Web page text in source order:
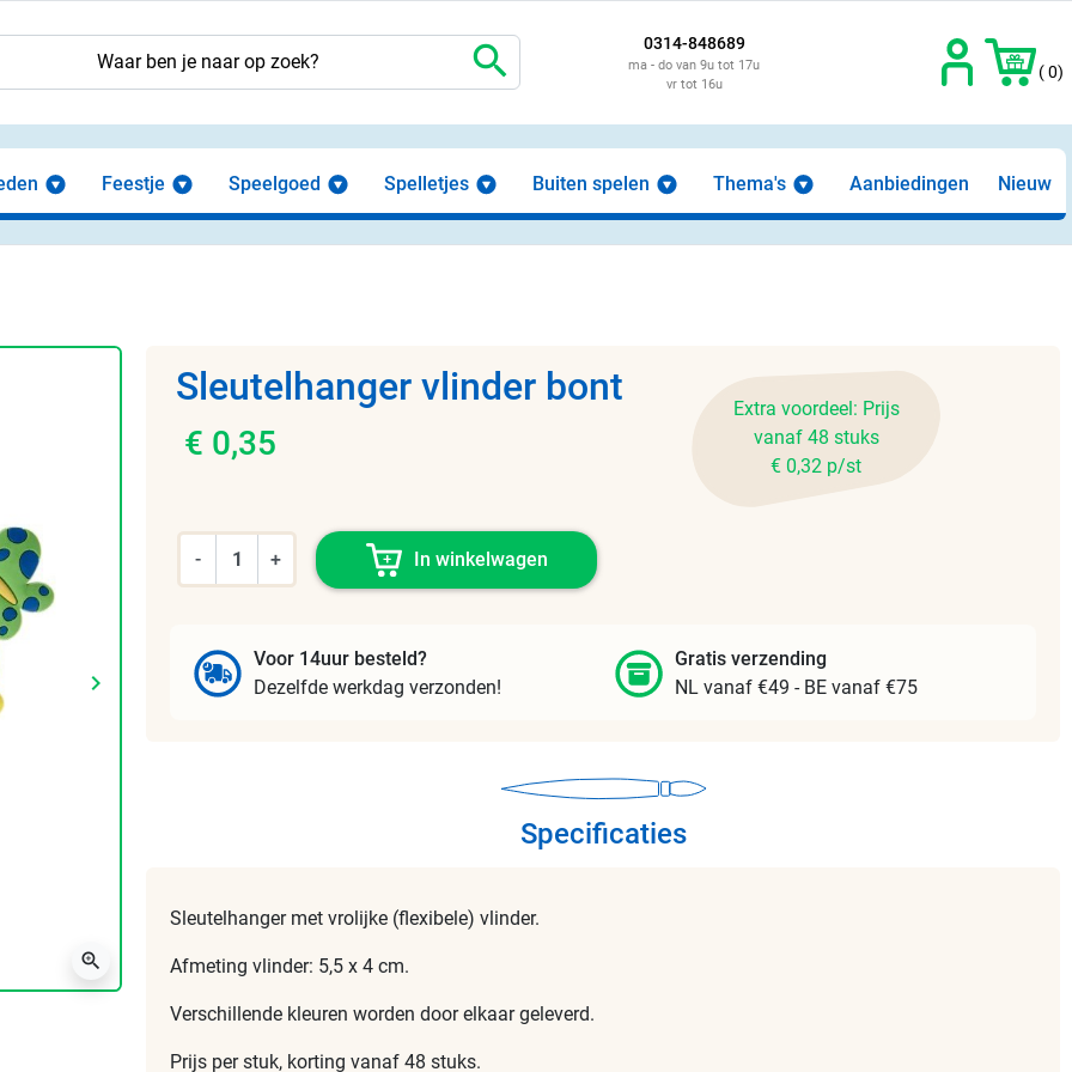
search 0314-848689
ma - do van 9u tot 17u
vr tot 16u
( 0)
Feestje Speelgoed Spelletjes Buiten spelen Thema's Aanbiedingen Nieuw
Volgende
keyboard_arrow_right
zoom_in
Sleutelhanger vlinder bont
€ 0,35
Extra voordeel: Prijs
vanaf 48 stuks
€ 0,32 p/st
- + In winkelwagen
Voor 14uur besteld?
Dezelfde werkdag verzonden!
Gratis verzending
NL vanaf €49 - BE vanaf €75
Specificaties
Sleutelhanger met vrolijke (flexibele) vlinder.
Afmeting vlinder: 5,5 x 4 cm.
Verschillende kleuren worden door elkaar geleverd.
Prijs per stuk, korting vanaf 48 stuks.